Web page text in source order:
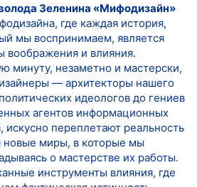
Зеленина «Мифодизайн»
где каждая история,
мы воспринимаем, является
воображения и влияния.
минуту, незаметно и мастерски,
— архитекторы нашего
идеологов до гениев
агентов информационных
искусно переплетают реальность
новые миры, в которые мы
о мастерстве их работы.
инструменты влияния, где